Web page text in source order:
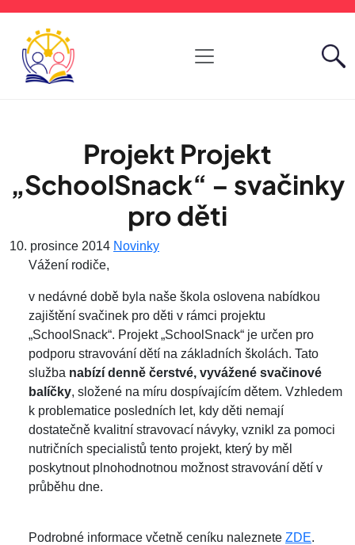
Projekt Projekt
„SchoolSnack“ – svačinky
pro děti
10. prosince 2014 Novinky
Vážení rodiče,
v nedávné době byla naše škola oslovena nabídkou
zajištění svačinek pro děti v rámci projektu
„SchoolSnack“. Projekt „SchoolSnack“ je určen pro
podporu stravování dětí na základních školách. Tato
služba nabízí denně čerstvé, vyvážené svačinové
balíčky, složené na míru dospívajícím dětem. Vzhledem
k problematice posledních let, kdy děti nemají
dostatečně kvalitní stravovací návyky, vznikl za pomoci
nutričních specialistů tento projekt, který by měl
poskytnout plnohodnotnou možnost stravování dětí v
průběhu dne.
Podrobné informace včetně ceníku naleznete ZDE.